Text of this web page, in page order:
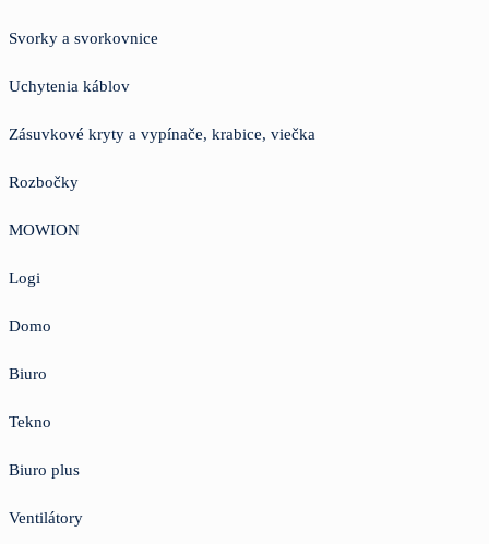
Svorky a svorkovnice
Uchytenia káblov
Zásuvkové kryty a vypínače, krabice, viečka
Rozbočky
MOWION
Logi
Domo
Biuro
Tekno
Biuro plus
Ventilátory